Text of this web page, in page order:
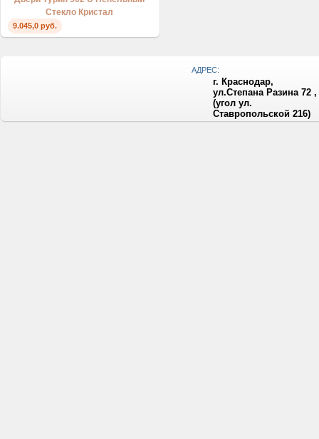
Стекло Кристал
9.045,0 руб.
АДРЕС:
г. Краснодар,
ул.Степана Разина 72 ,
(угол ул.
Ставропольской 216)